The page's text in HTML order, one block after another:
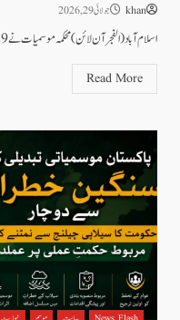
khan جولائی 29, 2026
اسلام آباد(الفجرآن لائن) محکمہ موسمیات نے 29 جولائی سے 5 اگست 2026 تک ملک کے مختلف علاقوں...
Read More